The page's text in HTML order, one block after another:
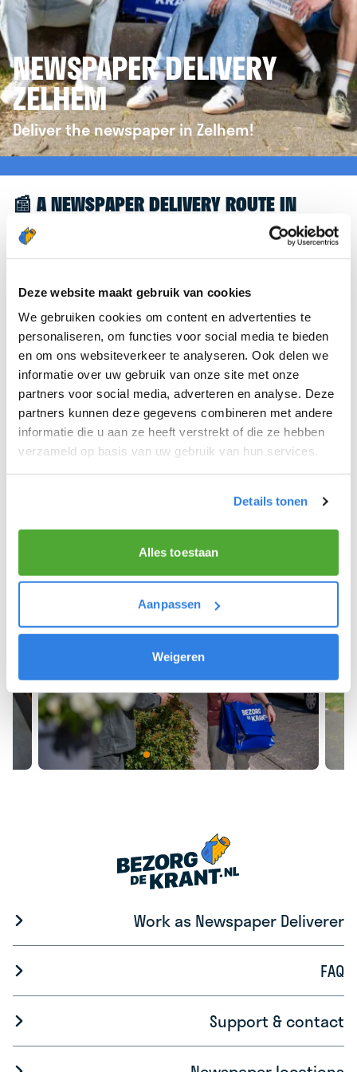
Deze website maakt gebruik van cookies
We gebruiken cookies om content en advertenties te
personaliseren, om functies voor social media te bieden
en om ons websiteverkeer te analyseren. Ook delen we
informatie over uw gebruik van onze site met onze
partners voor social media, adverteren en analyse. Deze
partners kunnen deze gegevens combineren met andere
informatie die u aan ze heeft verstrekt of die ze hebben
verzameld op basis van uw gebruik van hun services.
Details tonen
Alles toestaan
Aanpassen
Weigeren
NEWSPAPER DELIVERY
ZELHEM
Deliver the newspaper in Zelhem!
📰 A NEWSPAPER DELIVERY ROUTE IN
ZELHEM
Great to see you're interested in a newspaper
like to refer you to thekrantenbezorgen.nl
website. There, you can easily sign up to deliver
newspapers in Zelhem.
We hope you can get started soon and wish you
the best of luck! 🚴‍♂️💨
Work as Newspaper Deliverer
FAQ
Support & contact